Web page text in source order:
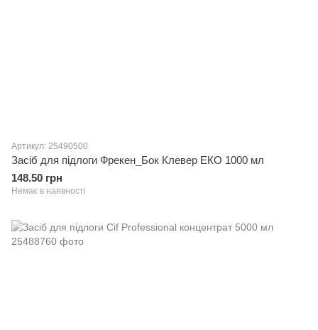
Артикул: 25490500
Засiб для підлоги Фрекен_Бок Клевер ЕКО 1000 мл
148.50 грн
Немає в наявності